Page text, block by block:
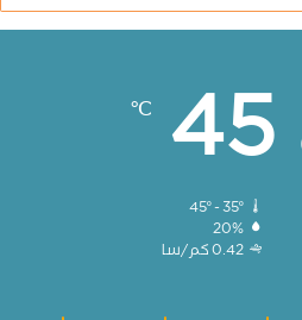
45
℃
20%
0.42 كم/سا